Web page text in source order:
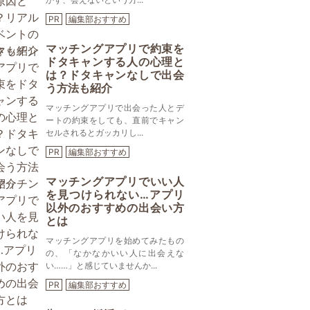
PR
編集部おすすめ
マッチングアプリで約束を
ドタキャンする人の心理と
は？ドタキャンなしで出会
う方法も紹介
マッチングアプリで出会った人とデ
ートの約束をしても、直前でキャン
セルされるとガッカリし...
PR
編集部おすすめ
マッチングアプリでいい人
を見つけられない…アプリ
以外のおすすめの出会い方
とは
マッチングアプリを始めてみたもの
の、「なかなかいい人に出会えな
い……」と感じていませんか...
PR
編集部おすすめ